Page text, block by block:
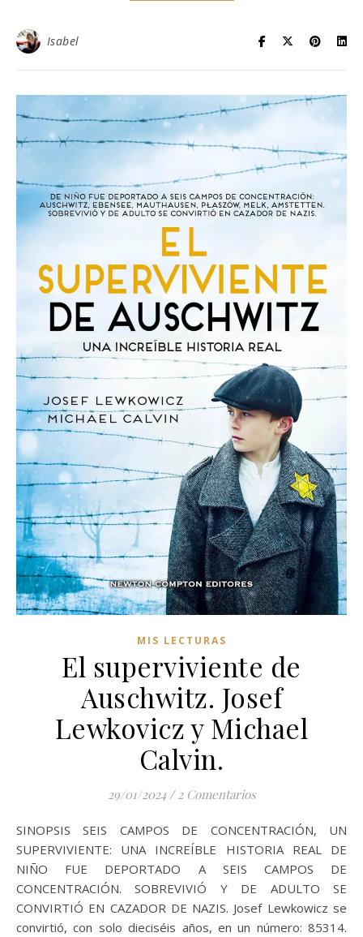
Isabel
MIS LECTURAS
El superviviente de
Auschwitz. Josef
Lewkovicz y Michael
Calvin.
29/01/2024 / 2 Comentarios
SINOPSIS SEIS CAMPOS DE CONCENTRACIÓN, UN
SUPERVIVIENTE: UNA INCREÍBLE HISTORIA REAL DE
NIÑO FUE DEPORTADO A SEIS CAMPOS DE
CONCENTRACIÓN. SOBREVIVIÓ Y DE ADULTO SE
CONVIRTIÓ EN CAZADOR DE NAZIS. Josef Lewkowicz se
convirtió, con solo dieciséis años, en un número: 85314.